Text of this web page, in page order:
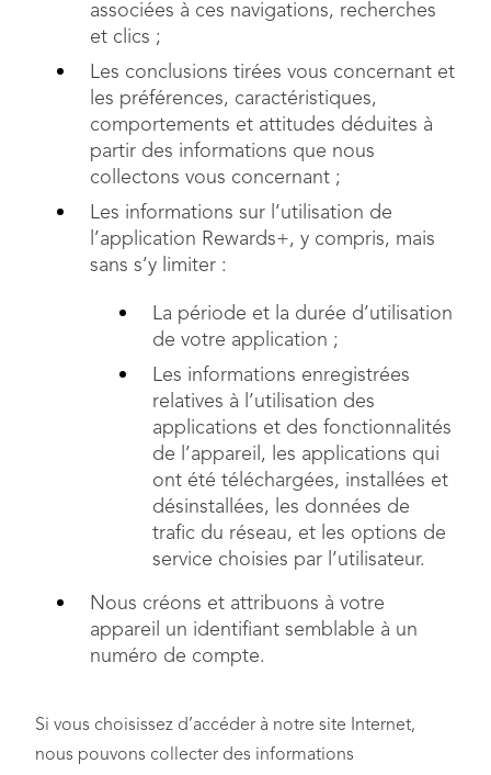
associées à ces navigations, recherches
et clics ;
Les conclusions tirées vous concernant et
les préférences, caractéristiques,
comportements et attitudes déduites à
partir des informations que nous
collectons vous concernant ;
Les informations sur l’utilisation de
l’application Rewards+, y compris, mais
sans s’y limiter :
La période et la durée d’utilisation
de votre application ;
Les informations enregistrées
relatives à l’utilisation des
applications et des fonctionnalités
de l’appareil, les applications qui
ont été téléchargées, installées et
désinstallées, les données de
trafic du réseau, et les options de
service choisies par l’utilisateur.
Nous créons et attribuons à votre
appareil un identifiant semblable à un
numéro de compte.
Si vous choisissez d’accéder à notre site Internet,
nous pouvons collecter des informations